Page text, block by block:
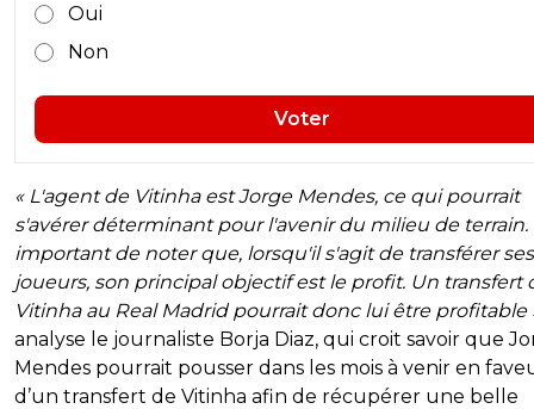
Oui
Non
Voter
« L'agent de Vitinha est Jorge Mendes, ce qui pourrait
s'avérer déterminant pour l'avenir du milieu de terrain.
important de noter que, lorsqu'il s'agit de transférer ses
joueurs, son principal objectif est le profit. Un transfert
Vitinha au Real Madrid pourrait donc lui être profitable
analyse le journaliste Borja Diaz, qui croit savoir que
Mendes pourrait pousser dans les mois à venir en
d’un transfert de Vitinha afin de récupérer une belle